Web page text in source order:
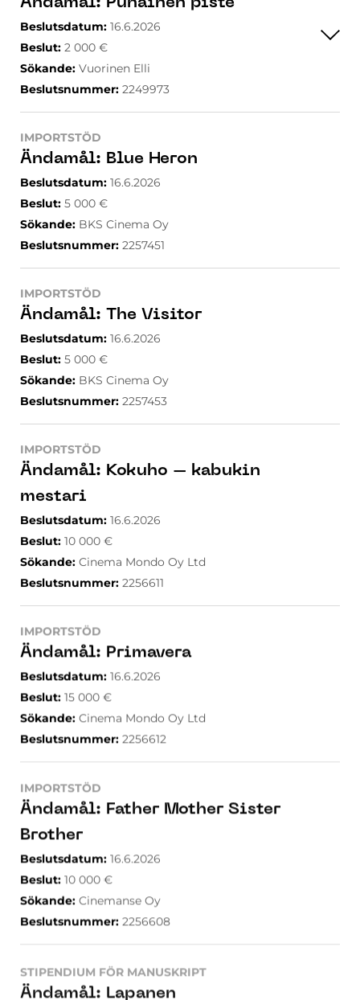
Ändamål: Punainen piste
Beslutsdatum: 16.6.2026
Beslut: 2 000 €
Sökande: Vuorinen Elli
Beslutsnummer: 2249973
IMPORTSTÖD
Ändamål: Blue Heron
Beslutsdatum: 16.6.2026
Beslut: 5 000 €
Sökande: BKS Cinema Oy
Beslutsnummer: 2257451
IMPORTSTÖD
Ändamål: The Visitor
Beslutsdatum: 16.6.2026
Beslut: 5 000 €
Sökande: BKS Cinema Oy
Beslutsnummer: 2257453
IMPORTSTÖD
Ändamål: Kokuho – kabukin
mestari
Beslutsdatum: 16.6.2026
Beslut: 10 000 €
Sökande: Cinema Mondo Oy Ltd
Beslutsnummer: 2256611
IMPORTSTÖD
Ändamål: Primavera
Beslutsdatum: 16.6.2026
Beslut: 15 000 €
Sökande: Cinema Mondo Oy Ltd
Beslutsnummer: 2256612
IMPORTSTÖD
Ändamål: Father Mother Sister
Brother
Beslutsdatum: 16.6.2026
Beslut: 10 000 €
Sökande: Cinemanse Oy
Beslutsnummer: 2256608
STIPENDIUM FÖR MANUSKRIPT
Ändamål : Lapanen